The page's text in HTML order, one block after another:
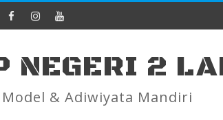
NEGERI 2
& Adiwiyata Mandiri